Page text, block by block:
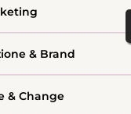
nel
del
& Brand
& Change